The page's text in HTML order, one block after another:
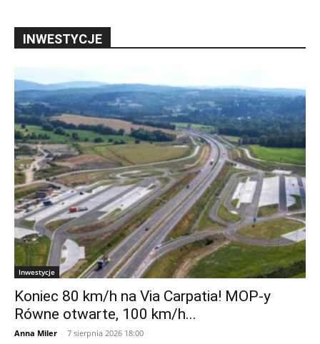
INWESTYCJE
Inwestycje
Koniec 80 km/h na Via Carpatia! MOP-y
Równe otwarte, 100 km/h...
Anna Miler - 7 sierpnia 2026 18:00